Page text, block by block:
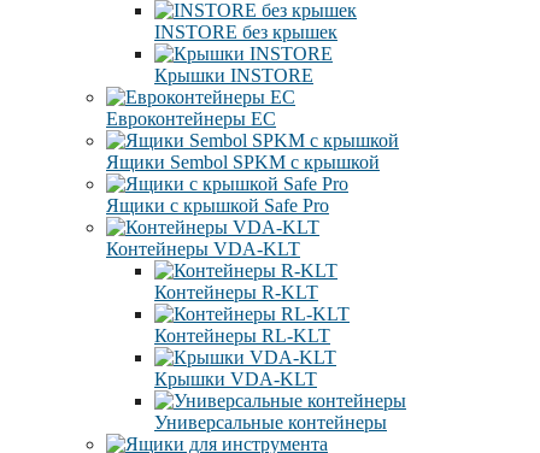
INSTORE без крышек
Крышки INSTORE
Евроконтейнеры ЕC
Ящики Sembol SPKM с крышкой
Ящики с крышкой Safe Pro
Контейнеры VDA-KLT
Контейнеры R-KLT
Контейнеры RL-KLT
Крышки VDA-KLT
Универсальные контейнеры